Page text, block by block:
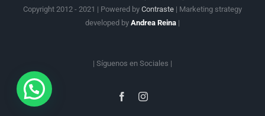
Copyright 2012 - 2021 | Powered by Contraste | Marketing strategy
developed by Andrea Reina |
| Síguenos en Sociales |
FacebookInstagram